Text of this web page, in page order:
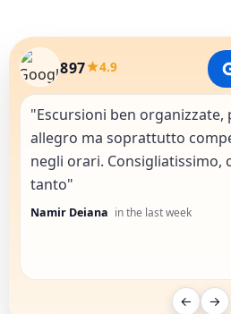
897 4.9
"Escursioni ben organizzate,
allegro ma soprattutto
negli orari. Consigliatissimo,
tanto"
Namir Deiana in the last week
← →